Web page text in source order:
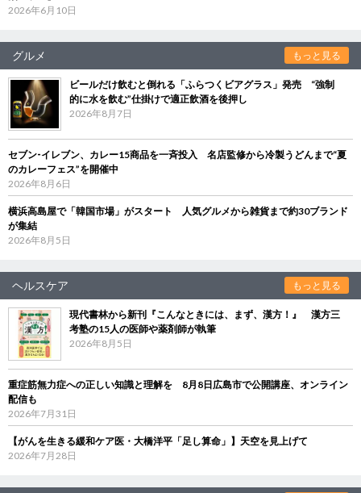
2026年6月10日
グルメ もっと見る
ビールだけ飲むと倒れる「ふらつくビアグラス」発売 “強制
的に水を飲む”仕掛けで適正飲酒を後押し
2026年8月7日
セブン‐イレブン、カレー15商品を一斉投入 名店監修から冷製うどんまで“夏
のカレーフェス”を開催中
2026年8月6日
横浜高島屋で「韓国市場」がスタート 人気グルメから雑貨まで約30ブランド
が集結
2026年8月5日
ヘルスケア もっと見る
現代書林から新刊『こんなときには、まず、漢方！』 漢方三
考塾の15人の医師や薬剤師が執筆
2026年8月5日
重症筋無力症への正しい知識と理解を 8月8日広島市で公開講座、オンライン
配信も
2026年7月31日
【がんを生きる緩和ケア医・大橋洋平「足し算命」】天空を見上げて
2026年7月28日